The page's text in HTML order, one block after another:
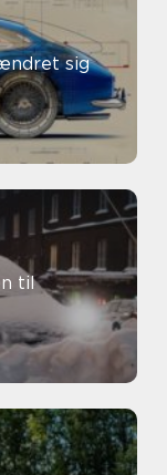
sig
til